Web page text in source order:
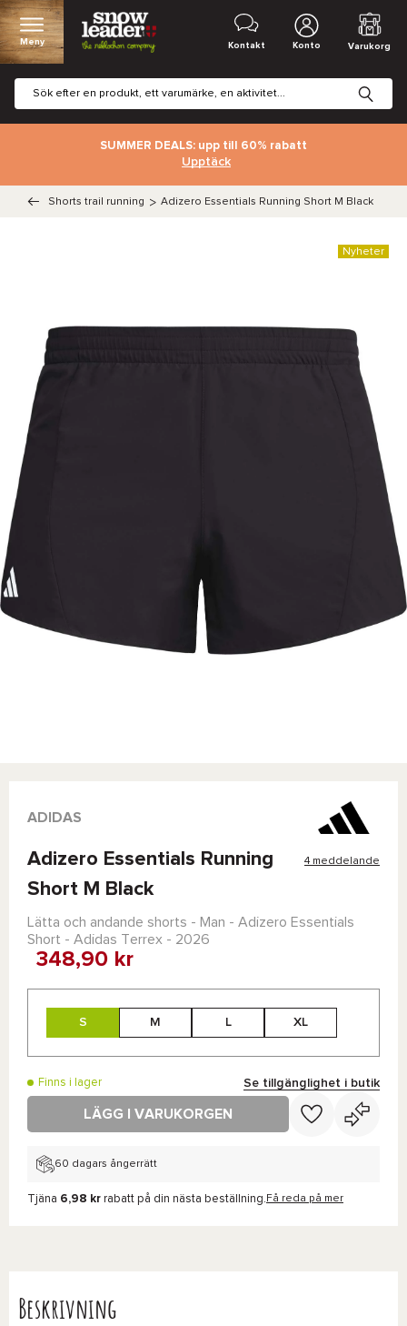
Meny Kontakt Konto Varukorg
SUMMER DEALS: upp till 60% rabatt
Upptäck
Shorts trail running > Adizero Essentials Running Short M Black
Nyheter
ADIDAS
Adizero Essentials Running
Short M Black
4 meddelande
Lätta och andande shorts - Man - Adizero Essentials
Short - Adidas Terrex - 2026
348,90 kr
S M L XL
Finns i lager Se tillgänglighet i butik
LÄGG I VARUKORGEN
60 dagars ångerrätt
Tjäna 6,98 kr rabatt på din nästa beställning. Få reda på mer
Beskrivning